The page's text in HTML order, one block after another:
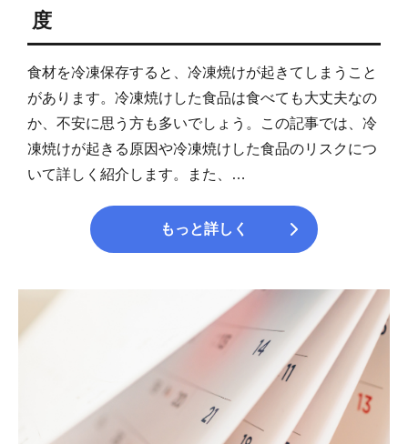
度
食材を冷凍保存すると、冷凍焼けが起きてしまうこと
があります。冷凍焼けした食品は食べても大丈夫なの
か、不安に思う方も多いでしょう。この記事では、冷
凍焼けが起きる原因や冷凍焼けした食品のリスクにつ
いて詳しく紹介します。また、…
もっと詳しく